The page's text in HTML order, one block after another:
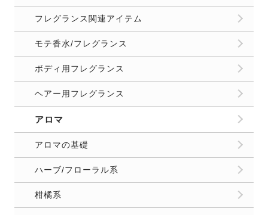
フレグランス関連アイテム
モテ香水/フレグランス
ボディ用フレグランス
ヘアー用フレグランス
アロマ
アロマの基礎
ハーブ/フローラル系
柑橘系